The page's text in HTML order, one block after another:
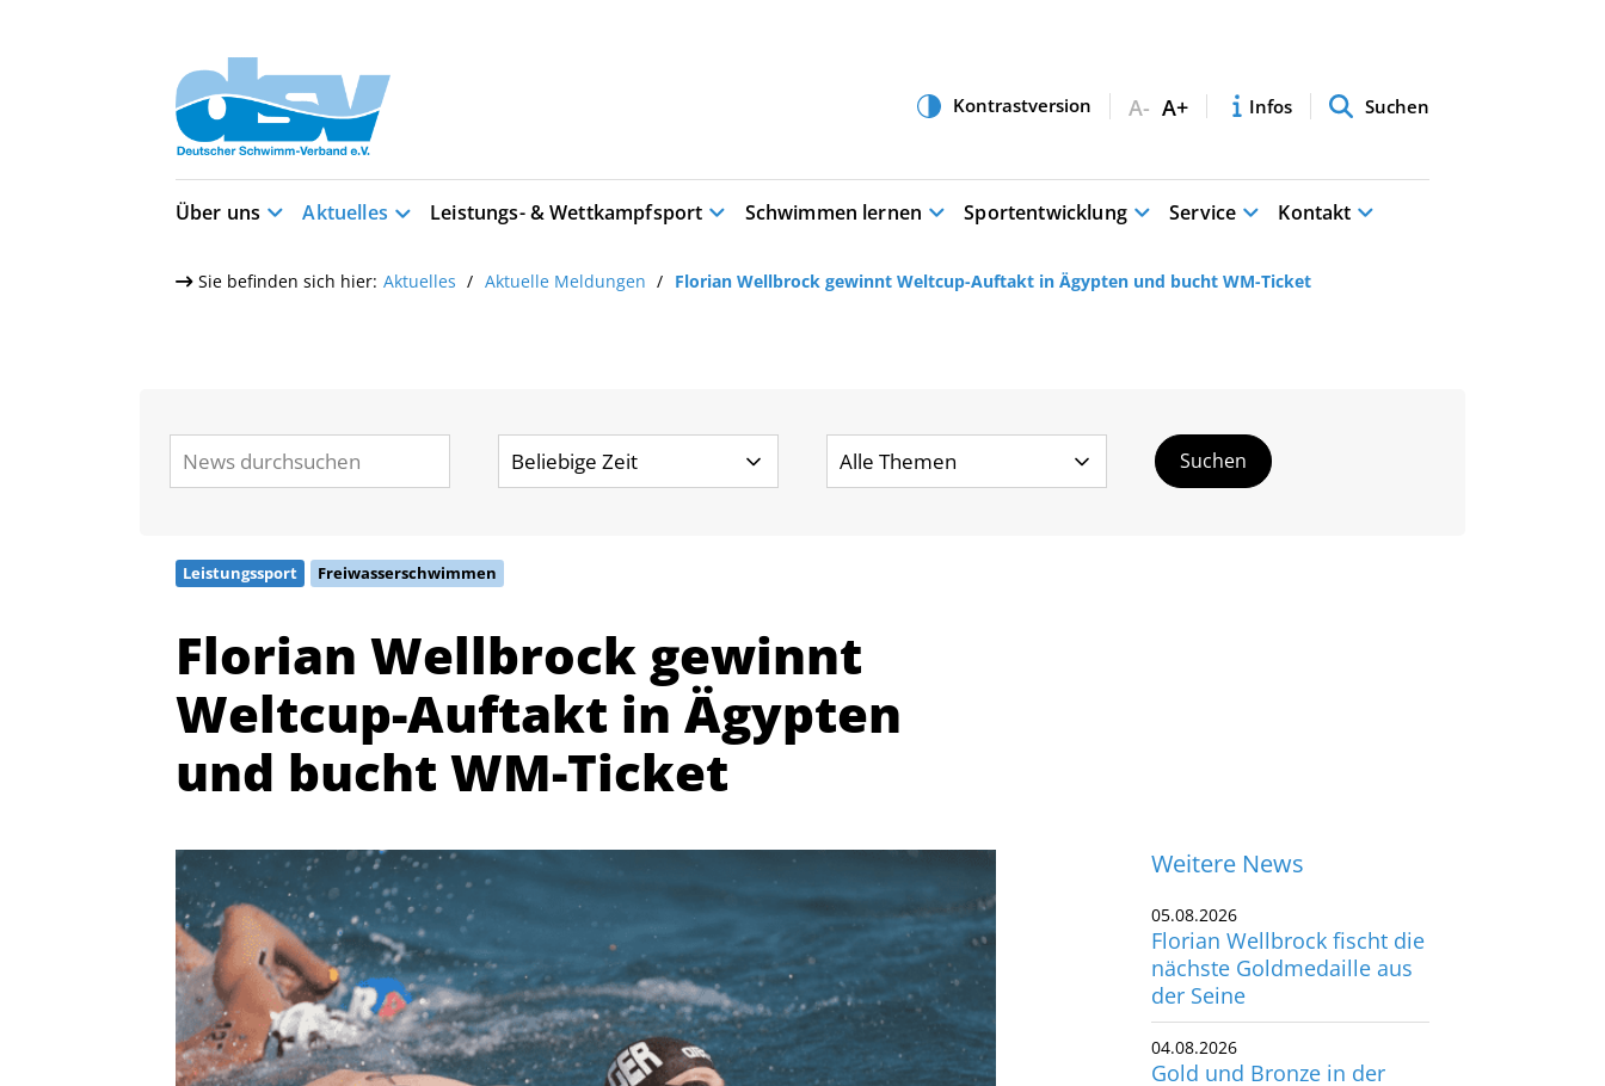
Über uns Aktuelles Leistungs- & Wettkampfsport Schwimmen lernen Sportentwicklung Service Kontakt
Florian Wellbrock gewinnt
Weltcup-Auftakt in Ägypten
und bucht WM-Ticket
Florian Wellbrock fischt die
nächste Goldmedaille aus
der Seine
Gold und Bronze in der
Seine: Traumstart für
Quicklinks Abteilungen